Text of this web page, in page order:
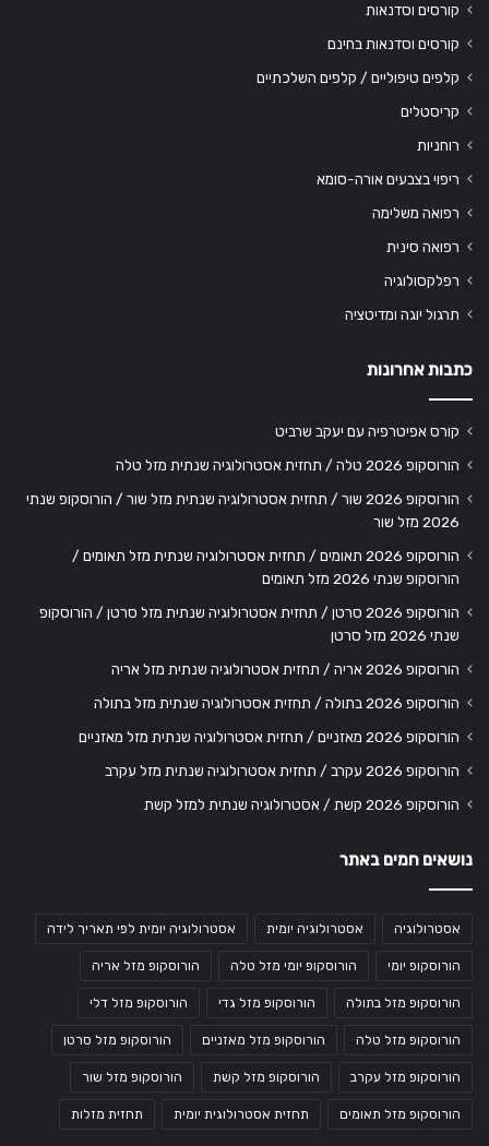
קורסים וסדנאות
קורסים וסדנאות בחינם
קלפים טיפוליים / קלפים השלכתיים
קריסטלים
רוחניות
ריפוי בצבעים אורה-סומא
רפואה משלימה
רפואה סינית
רפלקסולוגיה
תרגול יוגה ומדיטציה
כתבות אחרונות
קורס אפיטרפיה עם יעקב שרביט
הורוסקופ 2026 טלה / תחזית אסטרולוגיה שנתית מזל טלה
הורוסקופ 2026 שור / תחזית אסטרולוגיה שנתית מזל שור / הורוסקופ שנתי
2026 מזל שור
הורוסקופ 2026 תאומים / תחזית אסטרולוגיה שנתית מזל תאומים /
הורוסקופ שנתי 2026 מזל תאומים
הורוסקופ 2026 סרטן / תחזית אסטרולוגיה שנתית מזל סרטן / הורוסקופ
שנתי 2026 מזל סרטן
הורוסקופ 2026 אריה / תחזית אסטרולוגיה שנתית מזל אריה
הורוסקופ 2026 בתולה / תחזית אסטרולוגיה שנתית מזל בתולה
הורוסקופ 2026 מאזניים / תחזית אסטרולוגיה שנתית מזל מאזניים
הורוסקופ 2026 עקרב / תחזית אסטרולוגיה שנתית מזל עקרב
הורוסקופ 2026 קשת / אסטרולוגיה שנתית למזל קשת
נושאים חמים באתר
אסטרולוגיה אסטרולוגיה יומית אסטרולוגיה יומית לפי תאריך לידה
הורוסקופ יומי הורוסקופ יומי מזל טלה הורוסקופ מזל אריה
הורוסקופ מזל בתולה הורוסקופ מזל גדי הורוסקופ מזל דלי
הורוסקופ מזל טלה הורוסקופ מזל מאזניים הורוסקופ מזל סרטן
הורוסקופ מזל עקרב הורוסקופ מזל קשת הורוסקופ מזל שור
הורוסקופ מזל תאומים תחזית אסטרולוגית יומית תחזית מזלות